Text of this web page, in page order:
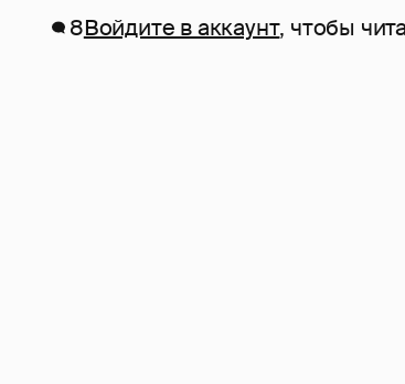
8Войдите в аккаунт, чтобы